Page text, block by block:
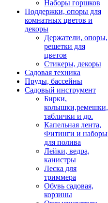
Наборы горшков
Поддержки, опоры для
комнатных цветов и
декоры
Держатели, опоры,
решетки для
цветов
Стикеры, декоры
Садовая техника
Пруды, бассейны
Садовый инструмент
Бирки,
колышки,ремешки,
таблички и др.
Капельная лента,
Фитинги и наборы
для полива
Лейки, ведра,
канистры
Леска для
триммера
Обувь садовая,
корзины